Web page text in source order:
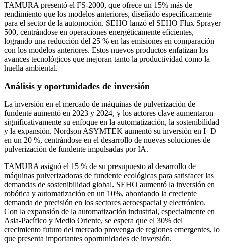
TAMURA presentó el FS-2000, que ofrece un 15% más de
rendimiento que los modelos anteriores, diseñado específicamente
para el sector de la automoción. SEHO lanzó el SEHO Flux Sprayer
500, centrándose en operaciones energéticamente eficientes,
logrando una reducción del 25 % en las emisiones en comparación
con los modelos anteriores. Estos nuevos productos enfatizan los
avances tecnológicos que mejoran tanto la productividad como la
huella ambiental.
Análisis y oportunidades de inversión
La inversión en el mercado de máquinas de pulverización de
fundente aumentó en 2023 y 2024, y los actores clave aumentaron
significativamente su enfoque en la automatización, la sostenibilidad
y la expansión. Nordson ASYMTEK aumentó su inversión en I+D
en un 20 %, centrándose en el desarrollo de nuevas soluciones de
pulverización de fundente impulsadas por IA.
TAMURA asignó el 15 % de su presupuesto al desarrollo de
máquinas pulverizadoras de fundente ecológicas para satisfacer las
demandas de sostenibilidad global. SEHO aumentó la inversión en
robótica y automatización en un 10%, abordando la creciente
demanda de precisión en los sectores aeroespacial y electrónico.
Con la expansión de la automatización industrial, especialmente en
Asia-Pacífico y Medio Oriente, se espera que el 30% del
crecimiento futuro del mercado provenga de regiones emergentes, lo
que presenta importantes oportunidades de inversión.